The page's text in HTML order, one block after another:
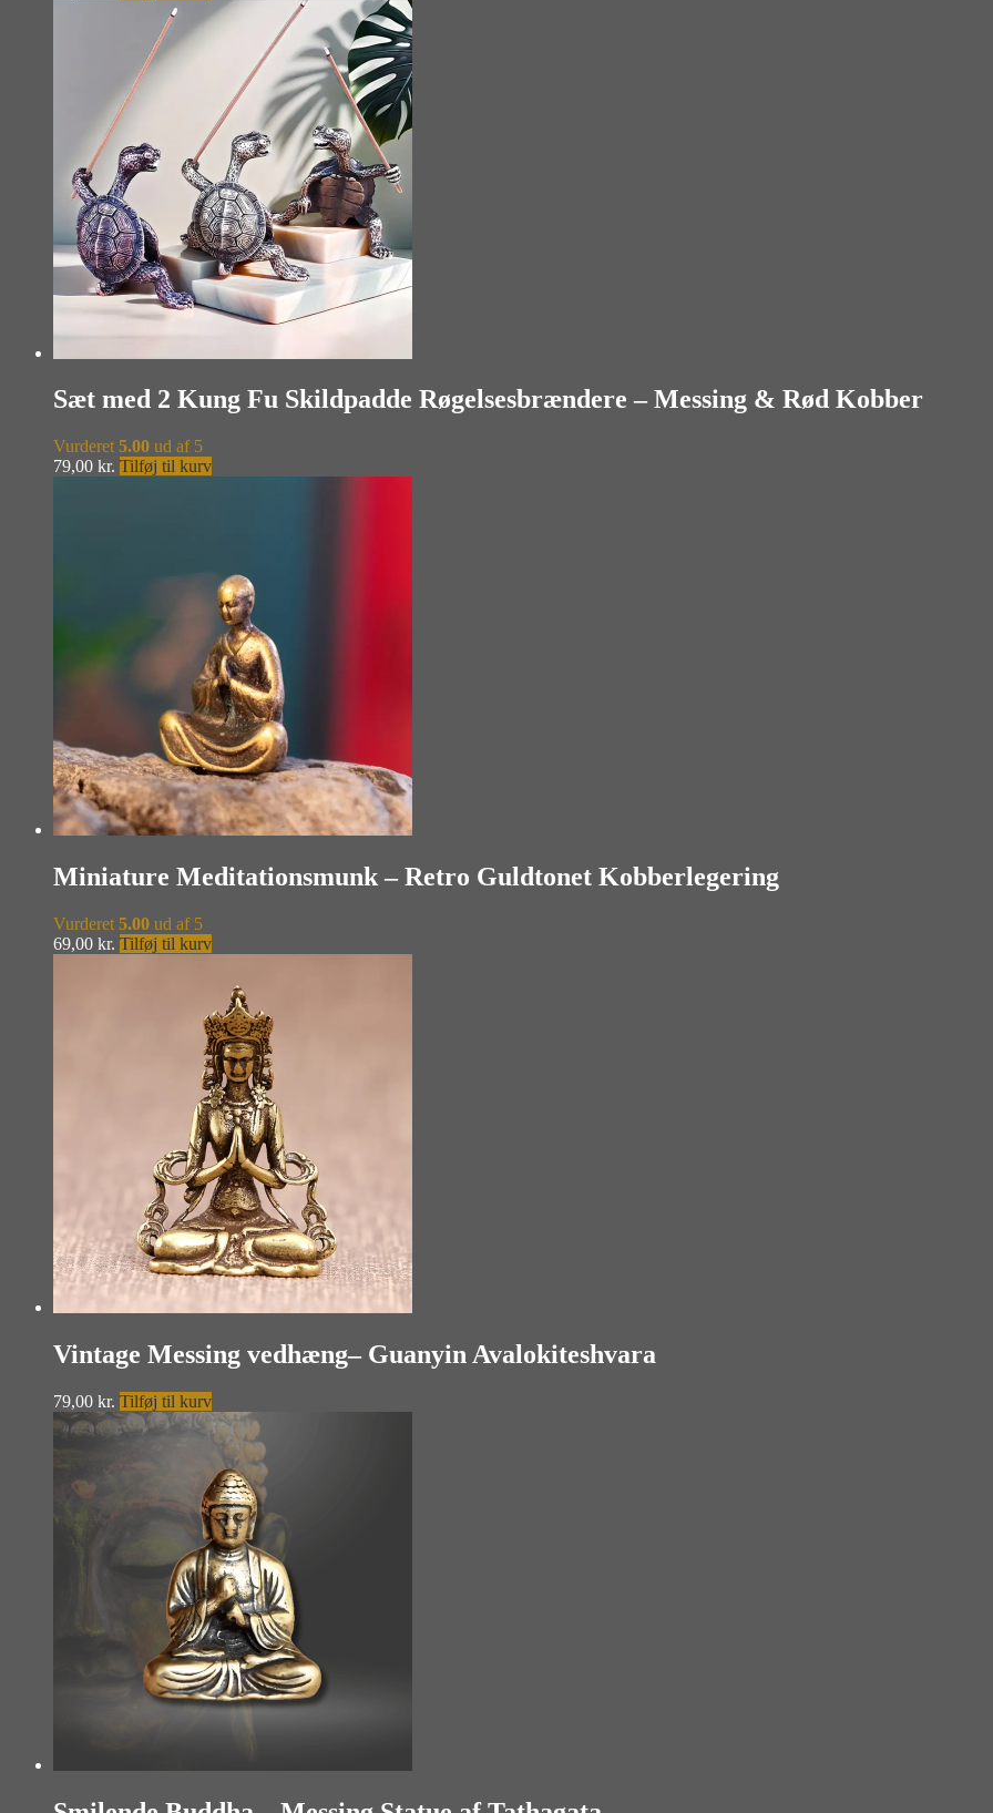
Sæt med 2 Kung Fu Skildpadde Røgelsesbrændere – Messing & Rød Kobber
Vurderet 5.00 ud af 5
79,00 kr. Tilføj til kurv
Miniature Meditationsmunk – Retro Guldtonet Kobberlegering
Vurderet 5.00 ud af 5
69,00 kr. Tilføj til kurv
Vintage Messing vedhæng– Guanyin Avalokiteshvara
79,00 kr. Tilføj til kurv